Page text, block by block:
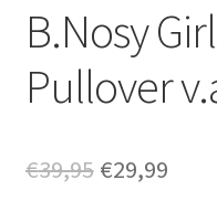
B.Nosy
Pullover
€39,95 €29,99